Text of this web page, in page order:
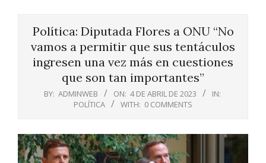
Política: Diputada Flores a ONU “No
vamos a permitir que sus tentáculos
ingresen una vez más en cuestiones
que son tan importantes”
BY: ADMINWEB ON: 4 DE ABRIL DE 2023
IN:
POLÍTICA
WITH: 0 COMMENTS